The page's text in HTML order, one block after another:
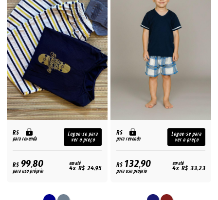
R$
para revenda
Logue-se para
ver o preço
R$99,80
para uso próprio
em até
4x R$ 24,95
R$
para revenda
Logue-se para
ver o preço
R$132,90
para uso próprio
em até
4x R$ 33,23